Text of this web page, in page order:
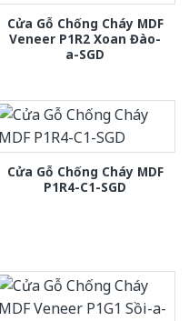
Cửa Gỗ Chống Cháy MDF
Veneer P1R2 Xoan Đào-
a-SGD
Cửa Gỗ Chống Cháy MDF
P1R4-C1-SGD